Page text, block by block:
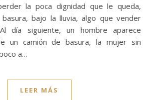
la poca dignidad que le queda,
bajo la lluvia, algo que vender
día siguiente, un hombre aparece
un camión de basura, la mujer sin
a…
LEER MÁS